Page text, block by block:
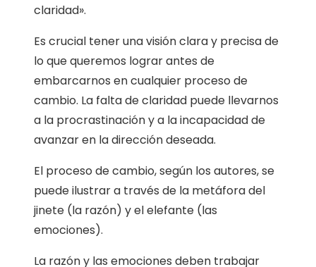
claridad».
Es crucial tener una visión clara y precisa de
lo que queremos lograr antes de
embarcarnos en cualquier proceso de
cambio. La falta de claridad puede llevarnos
a la procrastinación y a la incapacidad de
avanzar en la dirección deseada.
El proceso de cambio, según los autores, se
puede ilustrar a través de la metáfora del
jinete (la razón) y el elefante (las
emociones).
La razón y las emociones deben trabajar